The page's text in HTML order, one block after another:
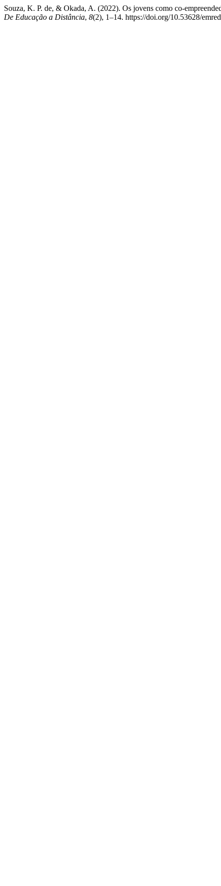
Souza, K. P. de, & Okada, A. (2022). Os jovens como co-
De Educação a Distância, 8(2), 1–14. https://doi.org/10.53628/